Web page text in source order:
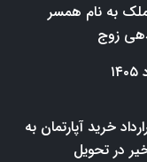
به نام همسر
زوج
خرید آپارتمان به
در تحویل